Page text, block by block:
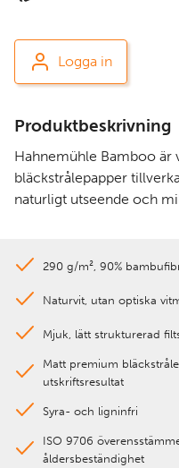
Logga in
Produktbeskrivning
Hahnemühle Bamboo är
bläckstrålepapper
naturligt utseende och
290 g/m², 90%
Naturvit, utan optiska
Mjuk, lätt strukturerad
Matt premium
utskriftsresultat
Syra- och ligninfri
ISO 9706
åldersbeständighet